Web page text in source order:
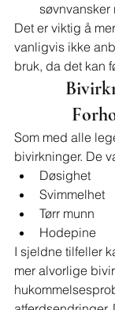
søvnvansker
Det er viktig å
vanligvis ikke
bruk, da det kan
Som med alle
bivirkninger. De
Døsighet
Svimmelhet
Tørr munn
Hodepine
I sjeldne tilfeller
mer alvorlige